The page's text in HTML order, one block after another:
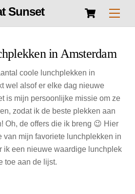
Cart
in Amsterdam
coole lunchplekken in
wel alsof er elke dag nieuwe
is mijn persoonlijke missie om ze
zodat ik de beste plekken aan
Oh, de offers die ik breng 😉 Hier
van mijn favoriete lunchplekken in
ik een nieuwe waardige lunchplek
toe aan de lijst.